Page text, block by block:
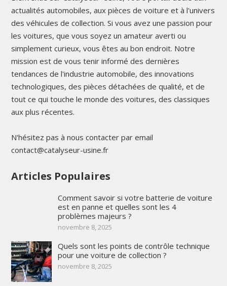
actualités automobiles, aux pièces de voiture et à l'univers
des véhicules de collection. Si vous avez une passion pour
les voitures, que vous soyez un amateur averti ou
simplement curieux, vous êtes au bon endroit. Notre
mission est de vous tenir informé des dernières
tendances de l'industrie automobile, des innovations
technologiques, des pièces détachées de qualité, et de
tout ce qui touche le monde des voitures, des classiques
aux plus récentes.
N'hésitez pas à nous contacter par email
contact@catalyseur-usine.fr
Articles Populaires
Comment savoir si votre batterie de voiture
est en panne et quelles sont les 4
problèmes majeurs ?
novembre 8, 2025
Quels sont les points de contrôle technique
pour une voiture de collection ?
novembre 8, 2025